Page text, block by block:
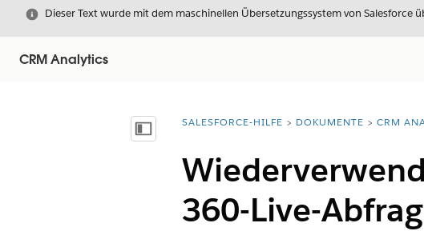
Schließen
Dieser Text wurde mit dem maschinellen Übersetzungssystem von Salesforce
CRM Analytics
Inhalt anzeigenSie befinden sich hier:
SALESFORCE-HILFE DOKUMENTE CRM
360-Live-